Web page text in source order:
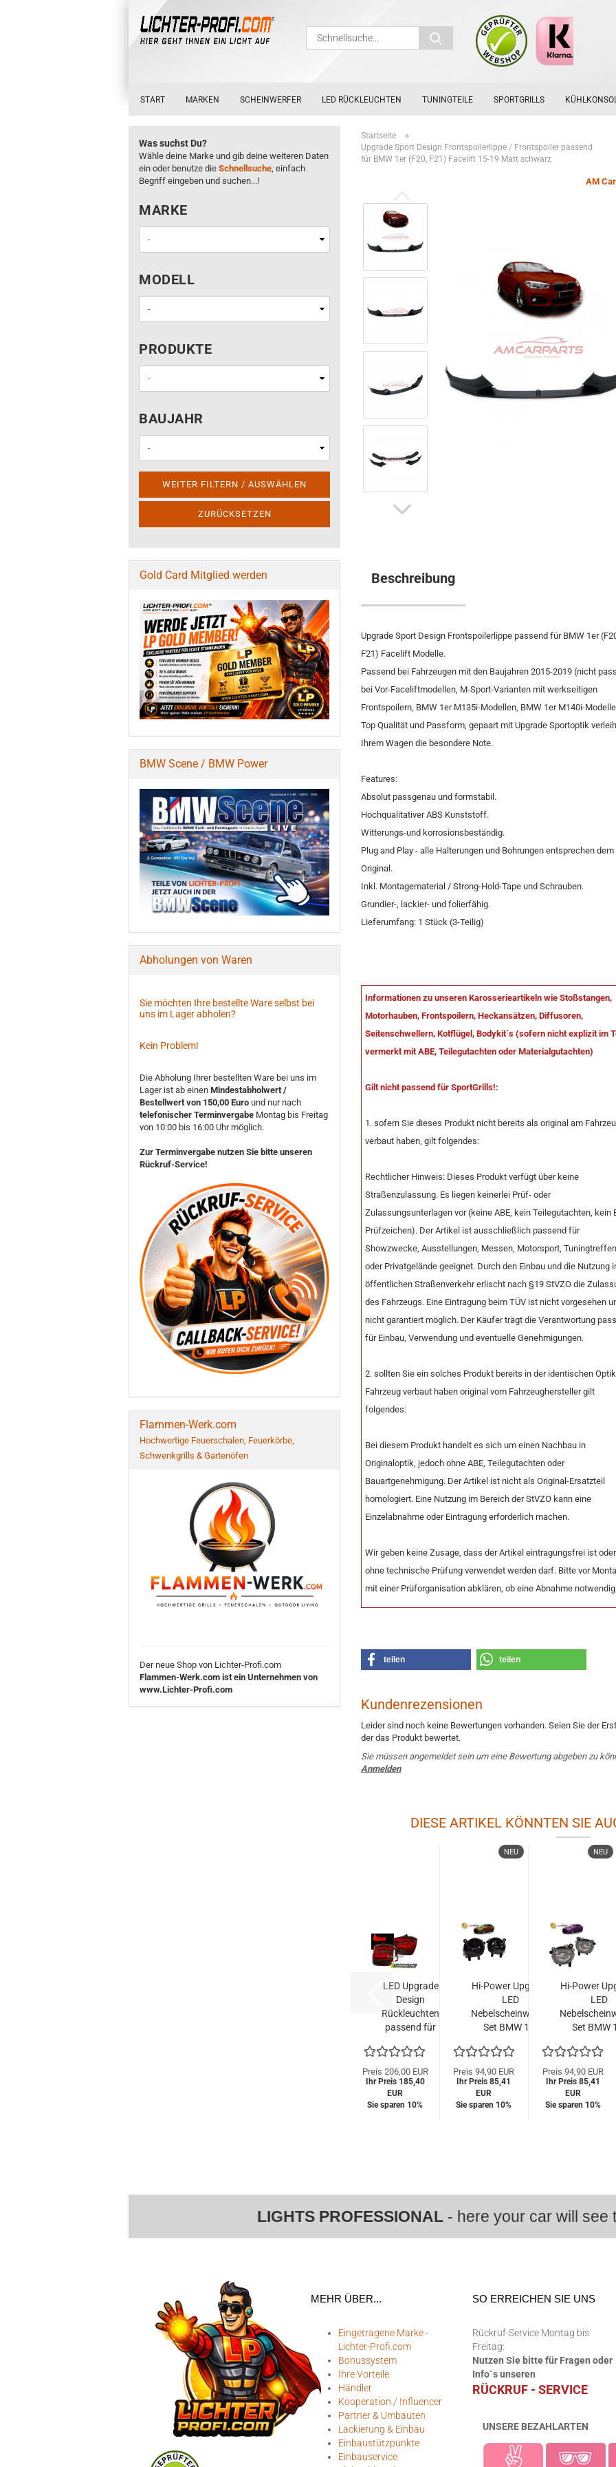
Schnellsuche...
START MARKEN SCHEINWERFER LED RÜCKLEUCHTEN TUNINGTEILE SPORTGRILLS
Startseite »
Upgrade Sport Design Frontspoilerlippe / Frontspoiler passend
für BMW 1er (F20, F21) Facelift 15-19 Matt schwarz
AM
Beschreibung
Upgrade Sport Design Frontspoilerlippe passend für BMW 1er
F21) Facelift Modelle.
Passend bei Fahrzeugen mit den Baujahren 2015-2019 (nicht
bei Vor-Faceliftmodellen, M-Sport-Varianten mit werkseitigen
Frontspoilern, BMW 1er M135i-Modellen, BMW 1er M140i-
Top Qualität und Passform, gepaart mit Upgrade Sportoptik
Ihrem Wagen die besondere Note.
Features:
Absolut passgenau und formstabil.
Hochqualitativer ABS Kunststoff.
Witterungs-und korrosionsbeständig.
Plug and Play - alle Halterungen und Bohrungen entsprechen dem
Original.
Inkl. Montagematerial / Strong-Hold-Tape und Schrauben.
Grundier-, lackier- und folierfähig.
Lieferumfang: 1 Stück (3-Teilig)
Informationen zu unseren Karosserieartikeln wie Stoßstangen,
Motorhauben, Frontspoilern, Heckansätzen, Diffusoren,
Seitenschwellern, Kotflügel, Bodykit`s (sofern nicht explizit im
vermerkt mit ABE, Teilegutachten oder Materialgutachten)
Gilt nicht passend für SportGrills!:
1. sofern Sie dieses Produkt nicht bereits als original am
verbaut haben, gilt folgendes:
Rechtlicher Hinweis: Dieses Produkt verfügt über keine
Straßenzulassung. Es liegen keinerlei Prüf- oder
Zulassungsunterlagen vor (keine ABE, kein Teilegutachten, kein
Prüfzeichen). Der Artikel ist ausschließlich passend für
Showzwecke, Ausstellungen, Messen, Motorsport, Tuningtreffen
oder Privatgelände geeignet. Durch den Einbau und die Nutzung
öffentlichen Straßenverkehr erlischt nach §19 StVZO die
des Fahrzeugs. Eine Eintragung beim TÜV ist nicht vorgesehen
nicht garantiert möglich. Der Käufer trägt die Verantwortung
für Einbau, Verwendung und eventuelle Genehmigungen.
2. sollten Sie ein solches Produkt bereits in der identischen
Fahrzeug verbaut haben original vom Fahrzeughersteller gilt
folgendes:
Bei diesem Produkt handelt es sich um einen Nachbau in
Originaloptik, jedoch ohne ABE, Teilegutachten oder
Bauartgenehmigung. Der Artikel ist nicht als Original-Ersatzteil
homologiert. Eine Nutzung im Bereich der StVZO kann eine
Einzelabnahme oder Eintragung erforderlich machen.
Wir geben keine Zusage, dass der Artikel eintragungsfrei ist oder
ohne technische Prüfung verwendet werden darf. Bitte vor
mit einer Prüforganisation abklären, ob eine Abnahme
teilen teilen
Kundenrezensionen
Leider sind noch keine Bewertungen vorhanden. Seien Sie der
der das Produkt bewertet.
Sie müssen angemeldet sein um eine Bewertung abgeben zu
Anmelden
DIESE ARTIKEL KÖNNTEN SIE
LED Upgrade
Design
Rückleuchten
passend für
11-14
rot/rauch
Preis 206,00 EUR
Ihr Preis 185,40
EUR
Sie sparen 10%
NEU
Hi-Power Upgrade
LED
Nebelscheinwerfer
Set BMW 1er
F22 LCI / 3er
F30/31 LCI / 4er...
Preis 94,90 EUR
Ihr Preis 85,41
EUR
Sie sparen 10%
NEU
Hi-Power
LED
Set BMW
F22 LCI /
F30/31 LCI /
Preis 94,90 EUR
Ihr Preis 85,41
EUR
Sie sparen 10%
Was suchst Du?
Wähle deine Marke und gib deine weiteren Daten
ein oder benutze die Schnellsuche, einfach
Begriff eingeben und suchen...!
MARKE
MARKE
MODELL
MODELL
PRODUKTE
PRODUKTE
BAUJAHR
BAUJAHR
WEITER FILTERN / AUSWÄHLEN
ZURÜCKSETZEN
Gold Card Mitglied werden
BMW Scene / BMW Power
Abholungen von Waren
Sie möchten Ihre bestellte Ware selbst bei
uns im Lager abholen?
Kein Problem!
Die Abholung Ihrer bestellten Ware bei uns im
Lager ist ab einen Mindestabholwert /
Bestellwert von 150,00 Euro und nur nach
telefonischer Terminvergabe Montag bis Freitag
von 10:00 bis 16:00 Uhr möglich.
Zur Terminvergabe nutzen Sie bitte unseren
Rückruf-Service!
Flammen-Werk.com
Hochwertige Feuerschalen, Feuerkörbe,
Schwenkgrills & Gartenöfen
Der neue Shop von Lichter-Profi.com
Flammen-Werk.com ist ein Unternehmen von
www.Lichter-Profi.com
LIGHTS PROFESSIONAL- here your car will see
MEHR ÜBER...
Eingetragene Marke -
Lichter-Profi.com
Bonussystem
Ihre Vorteile
Händler
Kooperation / Influencer
Partner & Umbauten
Lackierung & Einbau
Einbaustützpunkte
Einbauservice
SO ERREICHEN SIE UNS
Rückruf-Service Montag bis
Freitag:
Nutzen Sie bitte für Fragen oder
Info`s unseren
RÜCKRUF - SERVICE
UNSERE BEZAHLARTEN